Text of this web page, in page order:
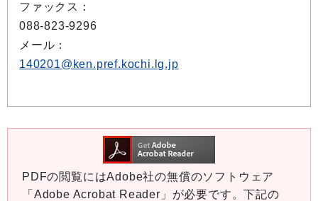
ファックス：
088-823-9296
メール：
140201@ken.pref.kochi.lg.jp
PDFの閲覧にはAdobe社の無償のソフトウェア
「Adobe Acrobat Reader」が必要です。下記の